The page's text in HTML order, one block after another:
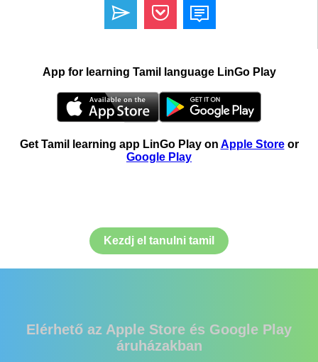
App for learning Tamil language LinGo Play
Get Tamil learning app LinGo Play on Apple Storeor
Google Play
Kezdj el tanulni tamil
Elérhető az Apple Store és Google Play
áruházakban